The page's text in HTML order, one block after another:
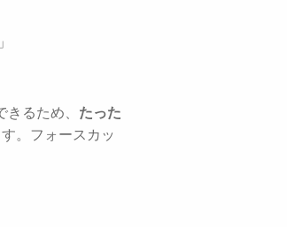
るため、 たった
。フォースカッ